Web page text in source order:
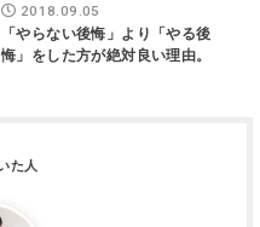
2018.09.05
「やらない後悔」より「やる後
悔」をした方が絶対良い理由。